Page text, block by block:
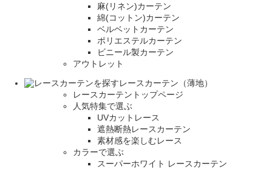
麻(リネン)カーテン
綿(コットン)カーテン
ベルベットカーテン
ポリエステルカーテン
ビニール製カーテン
アウトレット
レースカーテン（薄地）
レースカーテントップページ
人気特集で選ぶ
UVカットレース
遮熱断熱レースカーテン
素材感を楽しむレース
カラーで選ぶ
スーパーホワイト レースカーテン